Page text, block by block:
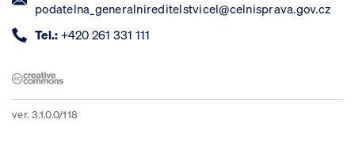
podatelna_generalnireditelstvicel@celnisprava.gov.cz
Tel.: +420 261 331 111
ver. 3.1.0.0/118